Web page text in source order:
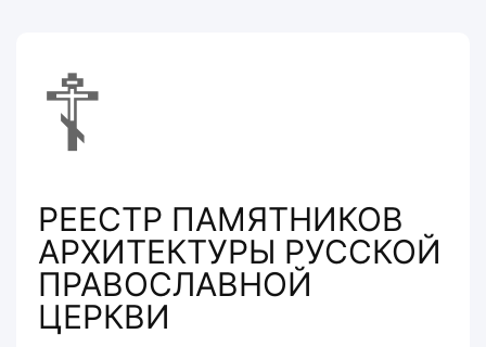
☦
РЕЕСТР ПАМЯТНИКОВ
АРХИТЕКТУРЫ РУССКОЙ
ПРАВОСЛАВНОЙ
ЦЕРКВИ